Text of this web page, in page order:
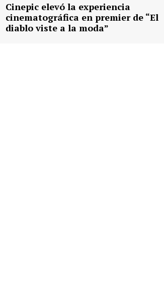
Cinepic elevó la experiencia
cinematográfica en premier de “El
diablo viste a la moda”